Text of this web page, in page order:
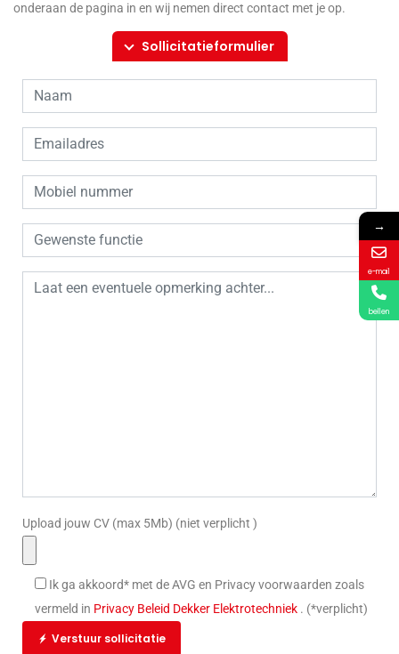
onderaan de pagina in en wij nemen direct contact met je op.
Sollicitatieformulier
Upload jouw CV (max 5Mb) (niet verplicht )
Ik ga akkoord* met de AVG en Privacy voorwaarden zoals
vermeld in Privacy Beleid Dekker Elektrotechniek . (*verplicht)
Verstuur sollicitatie
→
e-mail
bellen